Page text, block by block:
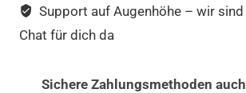
Support auf Augenhöhe – wir
Chat für dich da
Sichere Zahlungsmethoden